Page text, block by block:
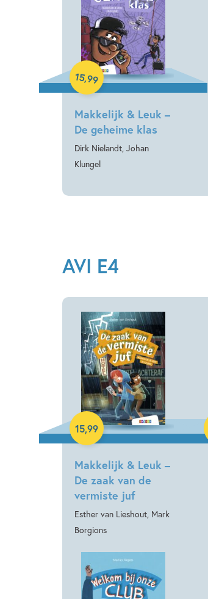
Makkelijk & Leuk –
De geheime klas
Dirk Nielandt, Johan
Klungel
15,99
Hardcover
AVI E4
Makkelijk & Leuk –
De zaak van de
vermiste juf
Esther van Lieshout, Mark
Borgions
15,99
Hardcover